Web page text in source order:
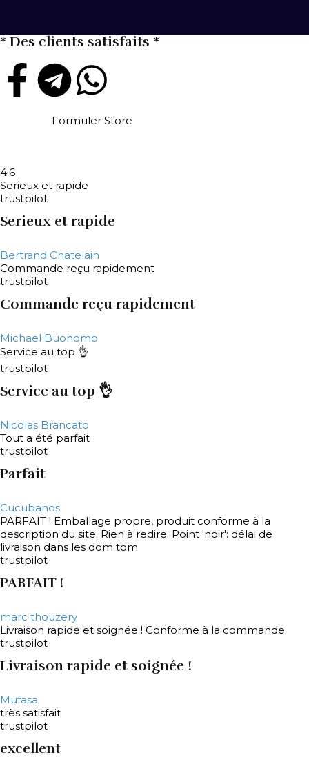
* Des clients satisfaits *
Formuler Store
4.6
Serieux et rapide
trustpilot
Serieux et rapide
Bertrand Chatelain
Commande reçu rapidement
trustpilot
Commande reçu rapidement
Michael Buonomo
Service au top 👌
trustpilot
Service au top 👌
Nicolas Brancato
Tout a été parfait
trustpilot
Parfait
Cucubanos
PARFAIT ! Emballage propre, produit conforme à la
description du site. Rien à redire. Point 'noir': délai de
livraison dans les dom tom
trustpilot
PARFAIT !
marc thouzery
Livraison rapide et soignée ! Conforme à la commande.
trustpilot
Livraison rapide et soignée !
Mufasa
très satisfait
trustpilot
excellent